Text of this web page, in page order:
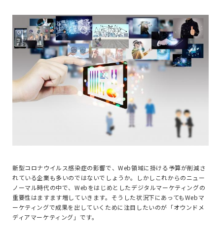
新型コロナウイルス感染症の影響で、Web領域に掛ける予算が削減さ
れている企業も多いのではないでしょうか。しかしこれからのニュー
ノーマル時代の中で、Webをはじめとしたデジタルマーケティングの
重要性はますます増していきます。そうした状況下にあってもWebマ
ーケティングで成果を出していくために注目したいのが「オウンドメ
ディアマーケティング」です。